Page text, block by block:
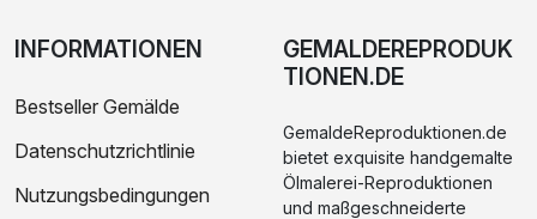
INFORMATIONEN
Bestseller Gemälde
Datenschutzrichtlinie
Nutzungsbedingungen
GEMALDEREPRODUK
TIONEN.DE
GemaldeReproduktionen.de
bietet exquisite handgemalte
Ölmalerei-Reproduktionen
und maßgeschneiderte